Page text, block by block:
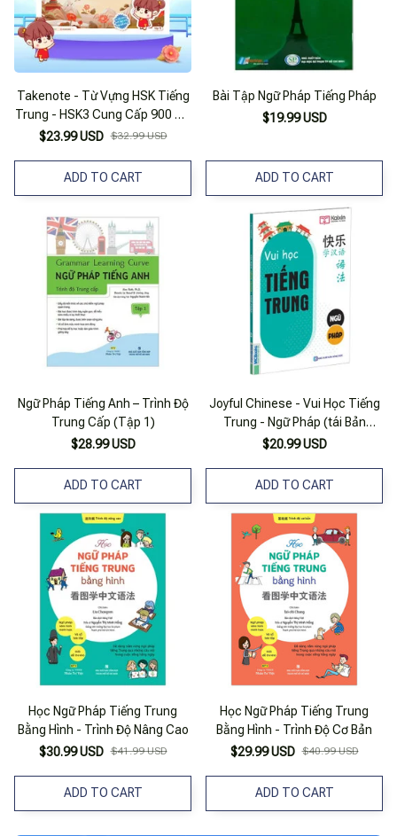
Takenote - Từ Vựng HSK Tiếng
Trung - HSK3 Cung Cấp 900 Từ
Vựng - Tập 1
$23.99 USD $32.99 USD
ADD TO CART
Bài Tập Ngữ Pháp Tiếng Pháp
$19.99 USD
ADD TO CART
Ngữ Pháp Tiếng Anh – Trình Độ
Trung Cấp (Tập 1)
$28.99 USD
ADD TO CART
Joyful Chinese - Vui Học Tiếng
Trung - Ngữ Pháp (tái Bản
2020)
$20.99 USD
ADD TO CART
Học Ngữ Pháp Tiếng Trung
Bằng Hình - Trình Độ Nâng Cao
$30.99 USD $41.99 USD
ADD TO CART
Học Ngữ Pháp Tiếng Trung
Bằng Hình - Trình Độ Cơ Bản
$29.99 USD $40.99 USD
ADD TO CART